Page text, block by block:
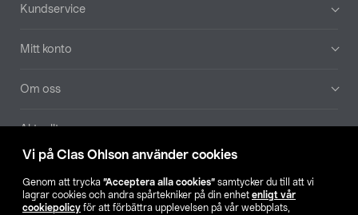
Vi på Clas Ohlson använder cookies
Genom att trycka ”Acceptera alla cookies” samtycker du till att vi
lagrar cookies och andra spårtekniker på din enhet enligt vår
cookiepolicy för att förbättra upplevelsen på vår webbplats,
Kundservice
Mitt konto
Om oss
Aktuellt
Hitta butik